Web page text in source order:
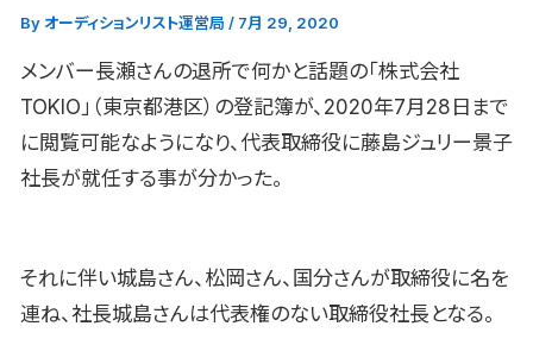
By オーディションリスト運営局 / 7月 29, 2020
メンバー長瀬さんの退所で何かと話題の「株式会社
TOKIO」（東京都港区）の登記簿が、2020年7月28日まで
に閲覧可能なようになり、代表取締役に藤島ジュリー景子
社長が就任する事が分かった。
それに伴い城島さん、松岡さん、国分さんが取締役に名を
連ね、社長城島さんは代表権のない取締役社長となる。